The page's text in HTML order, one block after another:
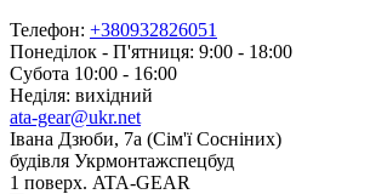
Телефон: +380932826051
Понеділок - П'ятниця: 9:00 - 18:00
Субота 10:00 - 16:00
Неділя: вихідний
ata-gear@ukr.net
Івана Дзюби, 7а (Сім'ї Сосніних)
будівля Укрмонтажспецбуд
1 поверх. ATA-GEAR